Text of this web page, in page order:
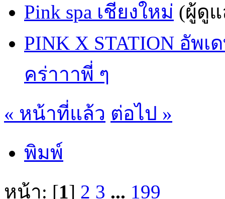
Pink spa เชียงใหม่ (ผู้ดู
PINK X STATION อัพเ
คร่าาาพี่ ๆ
« หน้าที่แล้ว ต่อไป »
พิมพ์
หน้า: [1] 2 3 ... 199